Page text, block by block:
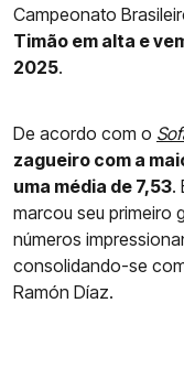
Campeonato
Timão em alta e
2025.
De acordo com o
zagueiro com a
uma média de 7,53.
marcou seu primeiro
números
consolidando-se
Ramón Díaz.